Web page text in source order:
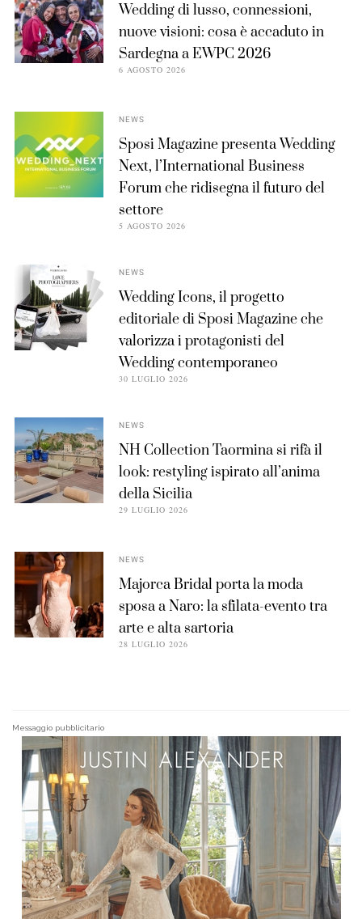
Wedding di lusso, connessioni,
nuove visioni: cosa è accaduto in
Sardegna a EWPC 2026
6 AGOSTO 2026
NEWS
Sposi Magazine presenta Wedding
Next, l’International Business
Forum che ridisegna il futuro del
settore
5 AGOSTO 2026
NEWS
Wedding Icons, il progetto
editoriale di Sposi Magazine che
valorizza i protagonisti del
Wedding contemporaneo
30 LUGLIO 2026
NEWS
NH Collection Taormina si rifà il
look: restyling ispirato all’anima
della Sicilia
29 LUGLIO 2026
NEWS
Majorca Bridal porta la moda
sposa a Naro: la sfilata-evento tra
arte e alta sartoria
28 LUGLIO 2026
Messaggio pubblicitario